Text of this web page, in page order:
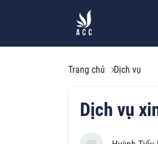
Trang chủ Dịch vụ
Dịch vụ